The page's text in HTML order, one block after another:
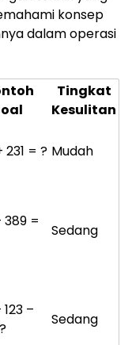
konsep
dalam operasi
Tingkat
Kesulitan
231 = ? Mudah
389 =
Sedang
–
Sedang